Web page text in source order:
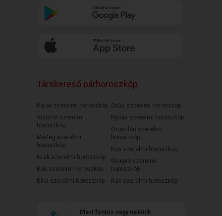
Társkereső párhoroszkóp
Halak szerelmi horoszkóp
Vízöntő szerelmi
horoszkóp
Mérleg szerelmi
horoszkóp
Ikrek szerelmi horoszkóp
Bak szerelmi horoszkóp
Bika szerelmi horoszkóp
Szűz szerelmi horoszkóp
Nyilas szerelmi horoszkóp
Oroszlán szerelmi
horoszkóp
Kos szerelmi horoszkóp
Skorpió szerelmi
horoszkóp
Rák szerelmi horoszkóp
Mert fontos vagy nekünk